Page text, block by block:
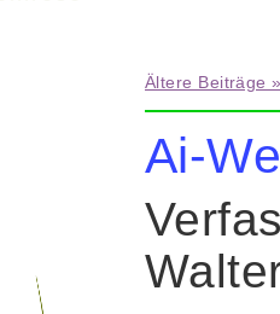
Ältere Beiträge »
Ai-